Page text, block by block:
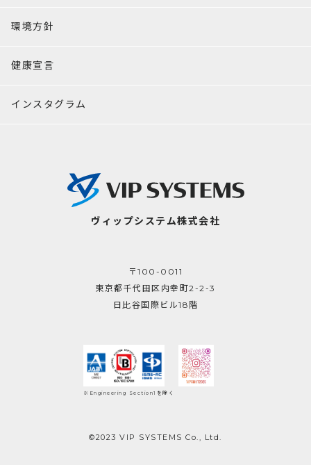
環境方針
健康宣言
インスタグラム
ヴィップシステム株式会社
〒100-0011
東京都千代田区内幸町2-2-3
日比谷国際ビル18階
※Engineering Section1を除く
©2023 VIP SYSTEMS Co., Ltd.